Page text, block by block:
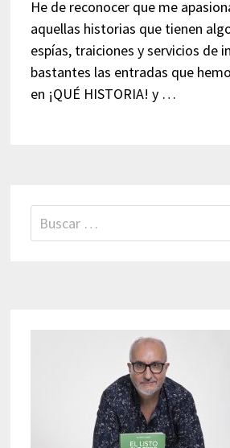
He de reconocer que me
aquellas historias que tienen
espías, traiciones y servicios de
bastantes las entradas que
en ¡QUÉ HISTORIA! y …
Buscar: